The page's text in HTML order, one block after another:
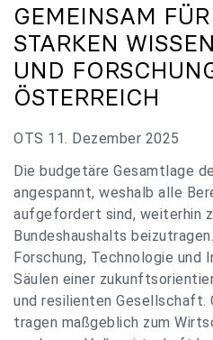
GEMEINSAM
STARKEN
UND
ÖSTERREICH
OTS 11. Dezember 2025
Die budgetäre Gesamtlage
angespannt, weshalb alle
aufgefordert sind, weiterhin
Bundeshaushalts
Forschung, Technologie und
Säulen einer
und resilienten Gesellschaft.
tragen maßgeblich zum